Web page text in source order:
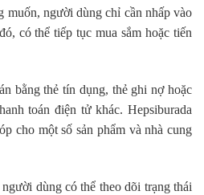
muốn, người dùng chỉ cần nhấp vào
có thể tiếp tục mua sắm hoặc tiến
bằng thẻ tín dụng, thẻ ghi nợ hoặc
toán điện tử khác. Hepsiburada
cho một số sản phẩm và nhà cung
dùng có thể theo dõi trạng thái